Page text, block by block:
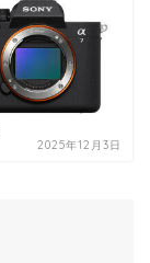
2025年12月3日